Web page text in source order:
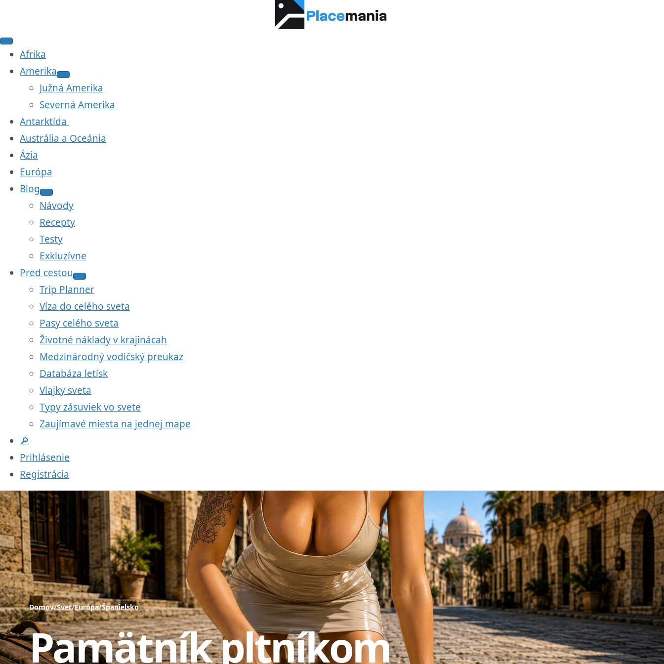
Afrika
Amerika
Južná Amerika
Severná Amerika
Antarktída
Austrália a Oceánia
Ázia
Európa
Blog
Návody
Recepty
Testy
Exkluzívne
Pred cestou
Trip Planner
Víza do celého sveta
Pasy celého sveta
Životné náklady v krajinácah
Medzinárodný vodičský preukaz
Databáza letísk
Vlajky sveta
Typy zásuviek vo svete
Zaujímavé miesta na jednej mape
🔎
Prihlásenie
Registrácia
Domov/Svet/Európa/Španielsko
Pamätník pltníkom